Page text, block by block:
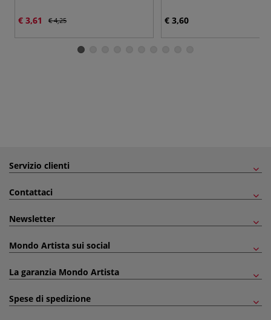
€ 3,61 € 4,25 € 3,60
Servizio clienti
Contattaci
Newsletter
Mondo Artista sui social
La garanzia Mondo Artista
Spese di spedizione